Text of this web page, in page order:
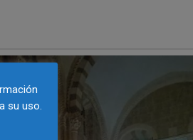
su uso.